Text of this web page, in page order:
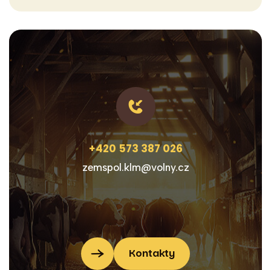
+420 573 387 026
zemspol.klm@volny.cz
Kontakty